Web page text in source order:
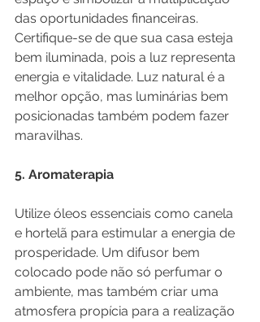
das oportunidades financeiras.
Certifique-se de que sua casa esteja
bem iluminada, pois a luz representa
energia e vitalidade. Luz natural é a
melhor opção, mas luminárias bem
posicionadas também podem fazer
maravilhas.
5. Aromaterapia
Utilize óleos essenciais como canela
e hortelã para estimular a energia de
prosperidade. Um difusor bem
colocado pode não só perfumar o
ambiente, mas também criar uma
atmosfera propícia para a realização